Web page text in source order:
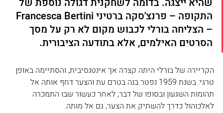
– הצליחה בורלי לכבוש מקום לא רק על מסך
הסרטים האילמים, אלא בתודעה הציבורית.
הקריירה של בורלי היתה קצרה אך אינטנסיבית, והסתיימה באופן
טרגי: בשנת 1959 נפטר בנה בטרם עת והצער דחף אותה אל
תהומות השגעון ובסופו של דבר, לאחר כעשור שבו התמכרה
לאלכוהול כדרך להשתיק את הצער, גם אל מותה.